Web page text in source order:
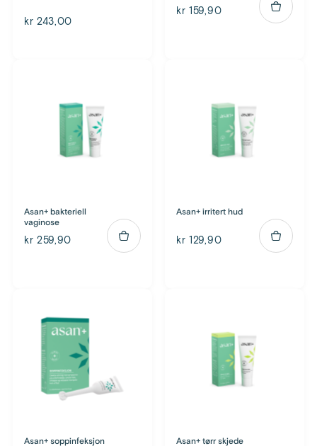
kr 243,00
kr 159,90
Asan+ bakteriell
vaginose
kr 259,90
Asan+ irritert hud
kr 129,90
Asan+ soppinfeksjon Asan+ tørr skjede